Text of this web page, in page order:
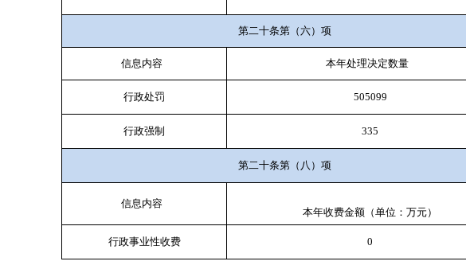
第二十条第（六）项
信息内容 本年处理决定数量
行政处罚 505099
行政强制 335
第二十条第（八）项
信息内容
本年收费金额（单位：万元）
行政事业性收费 0